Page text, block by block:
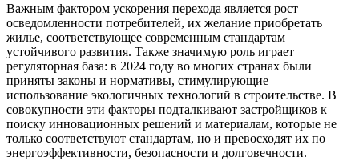
Важным фактором ускорения перехода является рост
осведомленности потребителей, их желание приобретать
жилье, соответствующее современным стандартам
устойчивого развития. Также значимую роль играет
регуляторная база: в 2024 году во многих странах были
приняты законы и нормативы, стимулирующие
использование экологичных технологий в строительстве. В
совокупности эти факторы подталкивают застройщиков к
поиску инновационных решений и материалам, которые не
только соответствуют стандартам, но и превосходят их по
энергоэффективности, безопасности и долговечности.